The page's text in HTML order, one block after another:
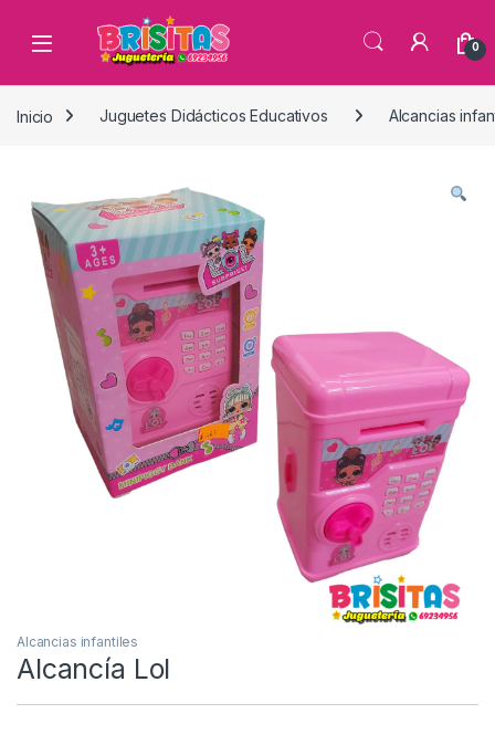
0
Inicio Juguetes Didácticos Educativos Alcancias
Alcancias infantiles
Alcancía Lol